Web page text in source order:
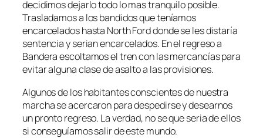
decidimos dejarlo todo lo mas tranquilo posible.
Trasladamos a los bandidos que teníamos
encarcelados hasta North Ford donde se les distaría
sentencia y serian encarcelados. En el regreso a
Bandera escoltamos el tren con las mercancías para
evitar alguna clase de asalto a las provisiones.
Algunos de los habitantes conscientes de nuestra
marcha se acercaron para despedirse y desearnos
un pronto regreso. La verdad, no se que seria de ellos
si conseguíamos salir de este mundo.